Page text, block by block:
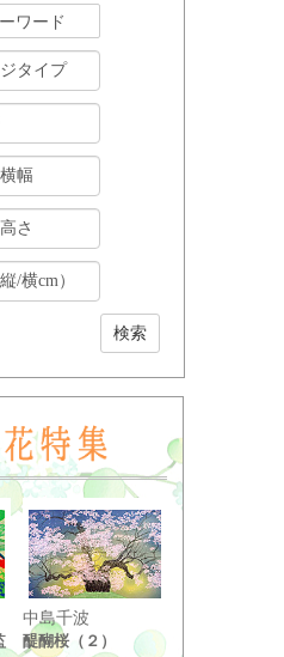
中島千波
醍醐桜（２）